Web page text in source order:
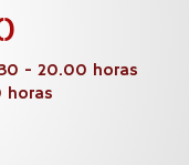
- 20.00 horas
horas